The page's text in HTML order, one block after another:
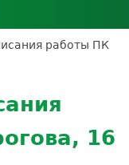
мер для
кабинет
партнёра
Экскурсия в
работы ПК
16